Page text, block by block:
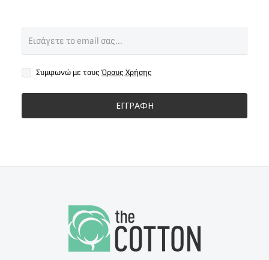
Συμφωνώ με τους Όρους Χρήσης
ΕΓΓΡΑΦΗ